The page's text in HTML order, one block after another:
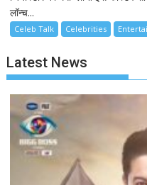
लॉन्च...
Celeb Talk Celebrities
Latest News